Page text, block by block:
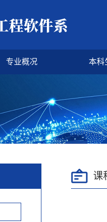
专业概况 本科
课